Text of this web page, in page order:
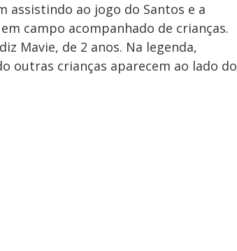
assistindo ao jogo do Santos e a
campo acompanhado de crianças.
Mavie, de 2 anos. Na legenda,
outras crianças aparecem ao lado do